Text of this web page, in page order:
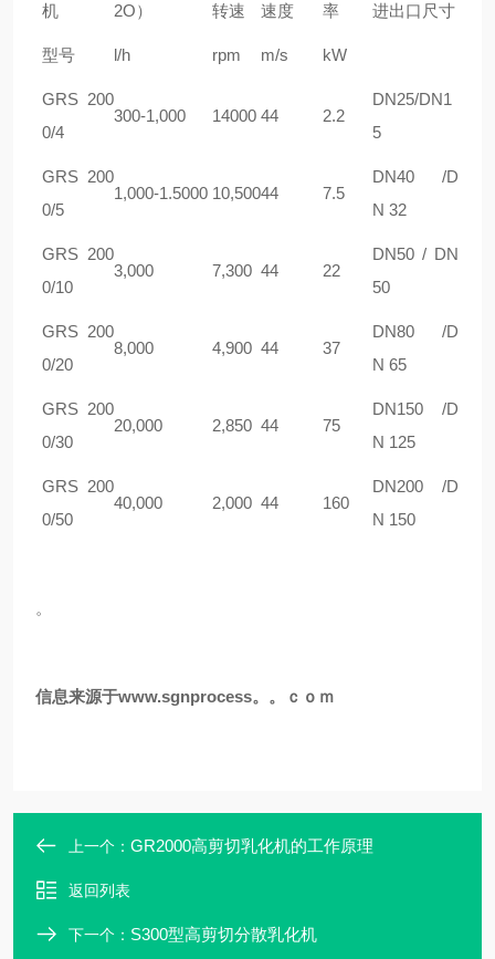
机
2O）
转速
速度
率
进出口尺寸
型号 l/h rpm m/s kW
GRS 200
0/4
300-1,000 14000 44 2.2
DN25/DN1
5
GRS 200
0/5
1,000-1.5000 10,50044 7.5
DN40 /D
N 32
GRS 200
0/10
3,000 7,300 44 22
DN50 / DN
50
GRS 200
0/20
8,000 4,900 44 37
DN80 /D
N 65
GRS 200
0/30
20,000 2,850 44 75
DN150 /D
N 125
GRS 200
0/50
40,000 2,000 44 160
DN200 /D
N 150
。
信息来源于www.sgnprocess。。ｃｏｍ
上一个： GR2000高剪切乳化机的工作原理
返回列表
下一个： S300型高剪切分散乳化机